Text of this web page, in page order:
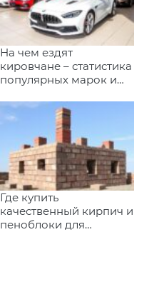
На чем ездят
кировчане – статистика
популярных марок и
Где купить
качественный кирпич и
пеноблоки для